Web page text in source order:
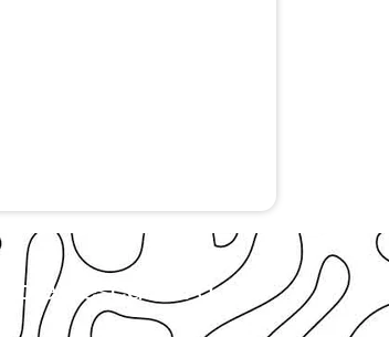
e descubra a